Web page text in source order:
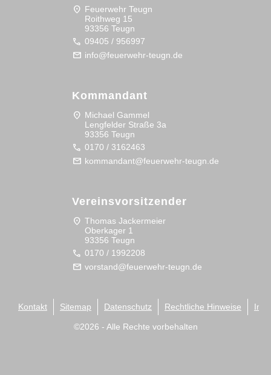
location_on Feuerwehr Teugn
Roithweg 15
93356 Teugn
call 09405 / 956997
mail info@feuerwehr-teugn.de
Kommandant
location_on Michael Gammel
Lengfelder Straße 3a
93356 Teugn
call 0170 / 3162463
mail kommandant@feuerwehr-teugn.de
Vereinsvorsitzender
location_on Thomas Jackermeier
Oberkager 1
93356 Teugn
call 0170 / 1992208
mail vorstand@feuerwehr-teugn.de
©2026 - Alle Rechte vorbehalten
Kontakt Sitemap Datenschutz Rechtliche Hinweise